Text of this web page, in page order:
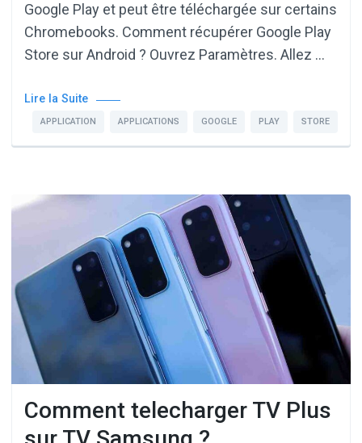
Google Play et peut être téléchargée sur certains
Chromebooks. Comment récupérer Google Play
Store sur Android ? Ouvrez Paramètres. Allez …
Lire la Suite
APPLICATION APPLICATIONS GOOGLE PLAY STORE
Comment telecharger TV Plus